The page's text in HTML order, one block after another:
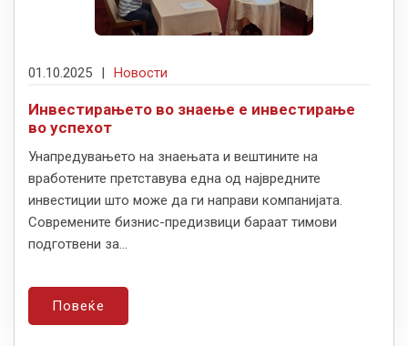
01.10.2025 | Новости
Инвестирањето во знаење е инвестирање
во успехот
Унапредувањето на знаењата и вештините на
вработените претставува една од највредните
инвестиции што може да ги направи компанијата.
Современите бизнис-предизвици бараат тимови
подготвени за...
Повеќе